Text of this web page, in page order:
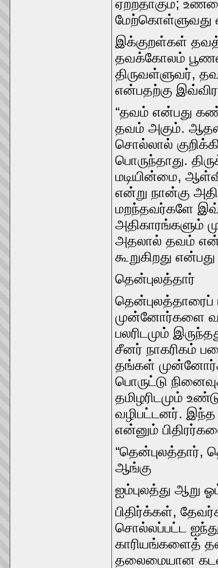
ஏற்றதாகும்‌;
மேற்‌கொள்ளுவது
இக்குறள்கள்‌
தவக்கோலம்‌
திருவள்ளுவர்‌,
என்பதற்கு
“தவம்‌ என்பது
தவம்‌ அகும்‌.
சொல்லால்‌
பொருந்தாது.
மடியின்மை,
என்று நான்கு
மறந்தவர்களே
அதிகாரங்களும்‌
அதலால்‌ தவம்‌
கூறுகிறது என்பது
தென்புலத்தார்‌
தென்புலத்தாரைப்‌
முன்னோர்களை
பலரிடமும்‌
சீனர்‌ நாகரிகம்‌
தங்கள்‌
பொருட்டு
தமிழரிடமும்‌
வழிபட்டனர்‌. இந்த
என்னும்‌
“தென்புலத்தார்‌,
ஆங்கு
ஐம்புலத்து ஆறு
பிதிர்க்கள்‌,
சொல்லப்பட்ட
காரியங்‌களைத்‌
தலைமையான